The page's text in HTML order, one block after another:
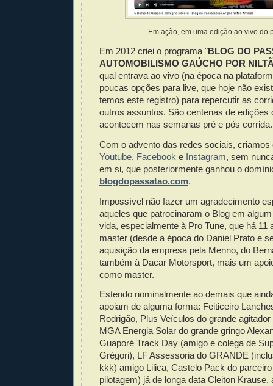
Em ação, em uma edição ao vivo do
Em 2012 criei o programa "BLOG DO
AUTOMOBILISMO GAÚCHO POR
qual entrava ao vivo (na época na
poucas opções para live, que hoje não
temos este registro) para repercutir as
outros assuntos. São centenas de edições
acontecem nas semanas pré e pós corrida.
Com o advento das redes sociais, criamos
Youtube, Facebook e Instagram, sem
em si, que posteriormente ganhou o
blogdopassatao.com.
Impossível não fazer um agradecimento
aqueles que patrocinaram o Blog em
vida, especialmente à Pro Tune, que há 11
master (desde a época do Daniel Prato e
aquisição da empresa pela Menno, do
também à Dacar Motorsport, mais um
como master.
Estendo nominalmente ao demais que
apoiam de alguma forma: Feiticeiro
Rodrigão, Plus Veículos do grande
MGA Energia Solar do grande gringo
Guaporé Track Day (amigo e colega de
Grégori), LF Assessoria do GRANDE
kkk) amigo Lilica, Castelo Pack do
pilotagem) já de longa data Cleiton Krause,